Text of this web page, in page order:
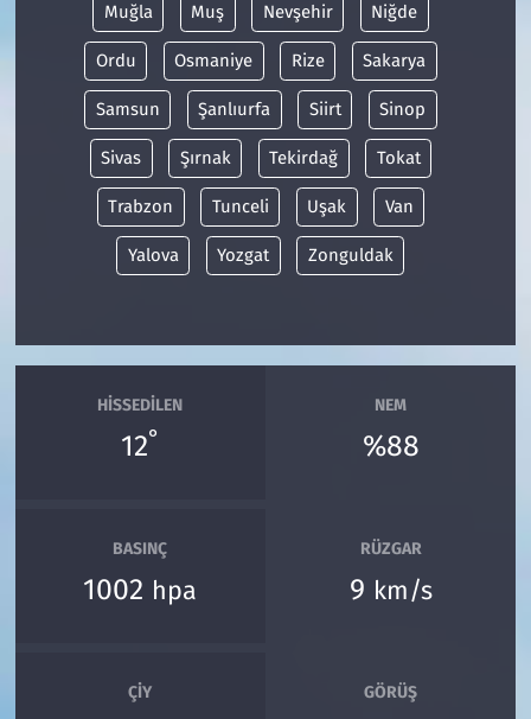
Muğla Muş Nevşehir Niğde
Ordu Osmaniye Rize Sakarya
Samsun Şanlıurfa Siirt Sinop
Sivas Şırnak Tekirdağ Tokat
Trabzon Tunceli Uşak Van
Yalova Yozgat Zonguldak
HISSEDILEN
12°
NEM
%88
BASINÇ
1002 hpa
RÜZGAR
9 km/s
ÇIY GÖRÜŞ